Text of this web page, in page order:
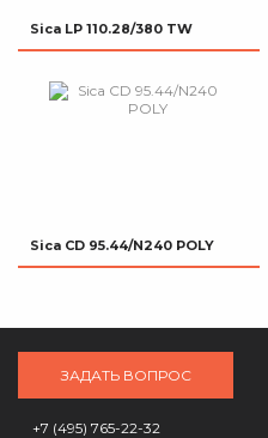
Sica LP 110.28/380 TW
Sica CD 95.44/N240 POLY
ЗАДАТЬ ВОПРОС
+7 (495) 765-22-32